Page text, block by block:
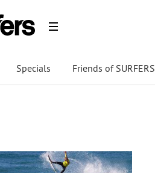
Specials Friends of SURFERS